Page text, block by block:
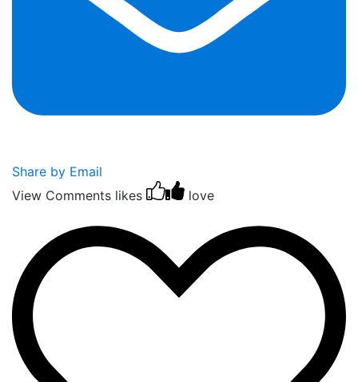
Share by Email
View Comments likes love